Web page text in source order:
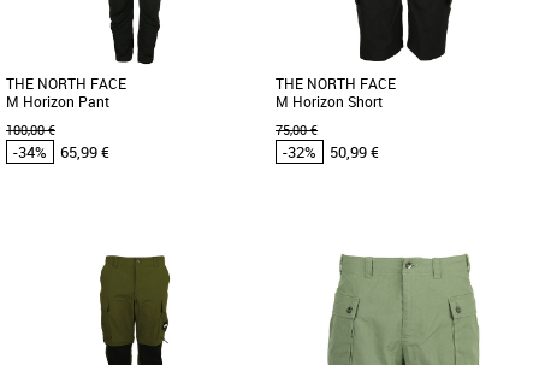
THE NORTH FACE
M Horizon Pant
100,00 €
-34% 65,99 €
Vêtements pas cher et Promos
Robuste, léger et résistant à toute
épreuve, ce pantalon Horizon circulaire
adopte une coupe cargo [...]
THE NORTH FACE
M Horizon Short
75,00 €
-32% 50,99 €
34 36 38
Vêtements pas cher et Promos
Vêtements
Ce short léger et confortable vous
accompagnera dans toutes vos sorties
en montagne. Il possède de [...]